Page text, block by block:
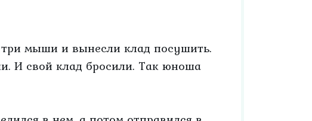
три мыши и вынесли клад посушить.
И свой клад бросили. Так юноша